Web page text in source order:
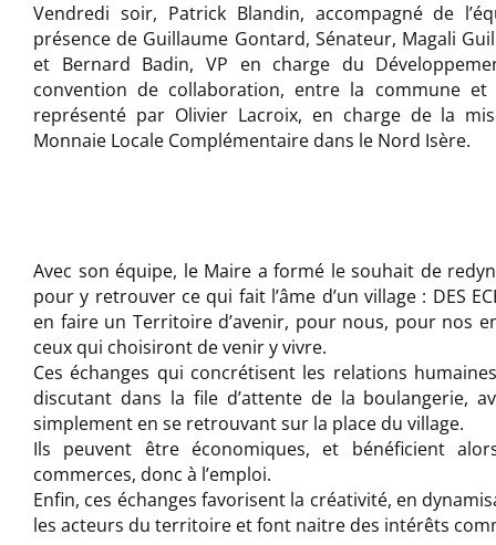
Vendredi soir, Patrick Blandin, accompagné de
présence de Guillaume Gontard, Sénateur, Magali
et Bernard Badin, VP en charge du
convention de collaboration, entre la commune et
représenté par Olivier Lacroix, en charge de la
Monnaie Locale Complémentaire dans le Nord Isère.
Avec son équipe, le Maire a formé le souhait de
pour y retrouver ce qui fait l’âme d’un village : DES
en faire un Territoire d’avenir, pour nous, pour nos
ceux qui choisiront de venir y vivre.
Ces échanges qui concrétisent les relations
discutant dans la file d’attente de la boulangerie,
simplement en se retrouvant sur la place du village.
Ils peuvent être économiques, et bénéficient
commerces, donc à l’emploi.
Enfin, ces échanges favorisent la créativité, en
les acteurs du territoire et font naitre des intérêts